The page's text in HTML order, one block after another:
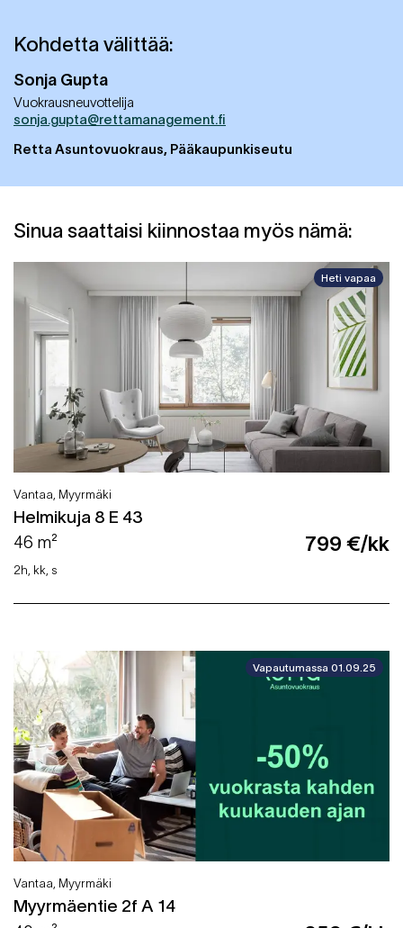
Kohdetta välittää:
Sonja Gupta
Vuokrausneuvottelija
sonja.gupta@rettamanagement.fi
Retta Asuntovuokraus, Pääkaupunkiseutu
Sinua saattaisi kiinnostaa myös nämä:
Heti vapaa
Vantaa, Myyrmäki
Helmikuja 8 E 43
46 m²
799 €/kk
2h, kk, s
Vapautumassa 01.09.25
Vantaa, Myyrmäki
Myyrmäentie 2f A 14